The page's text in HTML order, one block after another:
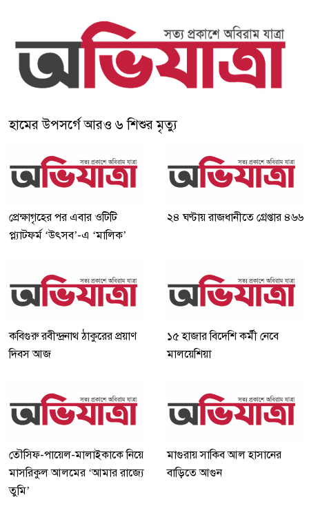
হামের উপসর্গে আরও ৬ শিশুর মৃত্যু
প্রেক্ষাগৃহের পর এবার ওটিটি
প্ল্যাটফর্ম ‘উৎসব’-এ ‘মালিক’
২৪ ঘণ্টায় রাজধানীতে গ্রেপ্তার ৪৬৬
কবিগুরু রবীন্দ্রনাথ ঠাকুরের প্রয়াণ
দিবস আজ
১৫ হাজার বিদেশি কর্মী নেবে
মালয়েশিয়া
তৌসিফ-পায়েল-মালাইকাকে নিয়ে
মাসরিকুল আলমের ‘আমার রাজ্যে
তুমি’
মাগুরায় সাকিব আল হাসানের
বাড়িতে আগুন